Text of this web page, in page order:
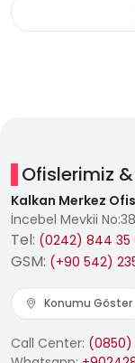
Ofislerimiz
Kalkan Merkez
İncebel Mevkii
Tel: (0242) 844 35
GSM: (+90 542)
Konumu Göster
Call Center: (0850)